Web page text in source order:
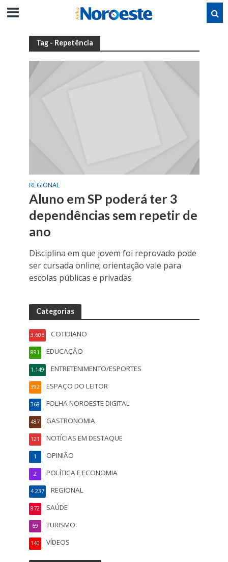
Tag - Repetência
REGIONAL
Aluno em SP poderá ter 3
dependências sem repetir de
ano
Disciplina em que jovem foi reprovado pode
ser cursada online; orientação vale para
escolas públicas e privadas
Categorias
COTIDIANO
3.606
EDUCAÇÃO
891
ENTRETENIMENTO/ESPORTES
1.149
ESPAÇO DO LEITOR
392
FOLHA NOROESTE DIGITAL
368
GASTRONOMIA
487
NOTÍCIAS EM DESTAQUE
121
OPINIÃO
1
POLÍTICA E ECONOMIA
2
REGIONAL
4.237
SAÚDE
872
TURISMO
69
VÍDEOS
140